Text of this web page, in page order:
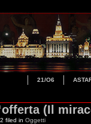
21/O6
(Il
filed in Oggetti